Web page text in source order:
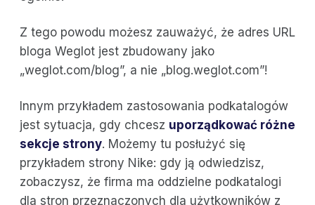
Z tego powodu możesz zauważyć, że adres URL
bloga Weglot jest zbudowany jako
„weglot.com/blog”, a nie „blog.weglot.com”!
Innym przykładem zastosowania podkatalogów
jest sytuacja, gdy chcesz uporządkować różne
sekcje strony. Możemy tu posłużyć się
przykładem strony Nike: gdy ją odwiedzisz,
zobaczysz, że firma ma oddzielne podkatalogi
dla stron przeznaczonych dla użytkowników z